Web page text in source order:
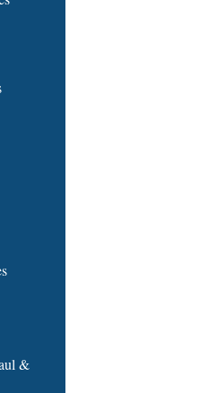
&